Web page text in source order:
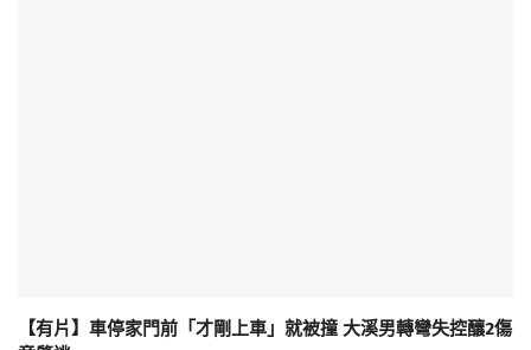
【有片】車停家門前「才剛上車」就被撞 大溪男轉彎失控釀2傷